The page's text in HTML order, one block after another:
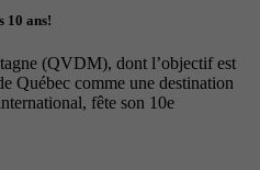
10 ans!
(QVDM), dont l’objectif est
Québec comme une destination
fête son 10e